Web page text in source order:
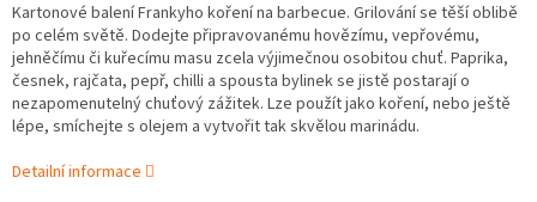
Kartonové balení Frankyho koření na barbecue. Grilování se těší oblibě
po celém světě. Dodejte připravovanému hovězímu, vepřovému,
jehněčímu či kuřecímu masu zcela výjimečnou osobitou chuť. Paprika,
česnek, rajčata, pepř, chilli a spousta bylinek se jistě postarají o
nezapomenutelný chuťový zážitek. Lze použít jako koření, nebo ještě
lépe, smíchejte s olejem a vytvořit tak skvělou marinádu.
Detailní informace